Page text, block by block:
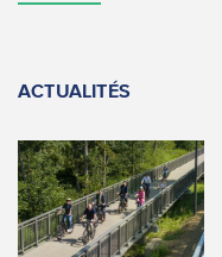
ACTUALITÉS